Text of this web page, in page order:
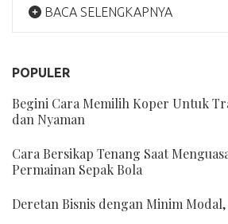
BACA SELENGKAPNYA
POPULER
Begini Cara Memilih Koper Untuk
dan Nyaman
Cara Bersikap Tenang Saat
Permainan Sepak Bola
Deretan Bisnis dengan Minim Modal,